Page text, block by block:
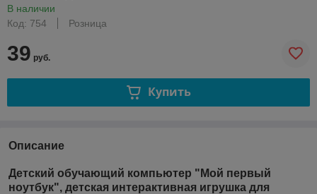
В наличии
Код: 754
Розница
39 руб.
Купить
Описание
Детский обучающий компьютер "Мой первый
ноутбук", детская интерактивная игрушка для